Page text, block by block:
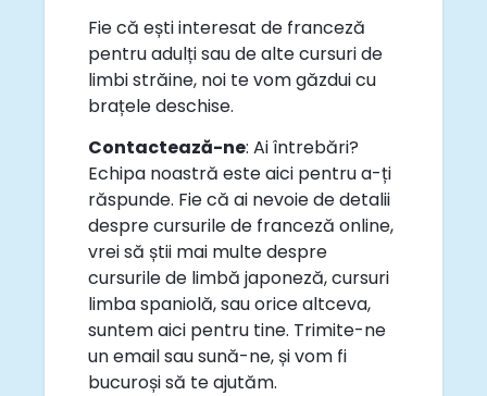
Fie că ești interesat de franceză
pentru adulți sau de alte cursuri de
limbi străine, noi te vom găzdui cu
brațele deschise.
Contactează-ne: Ai întrebări?
Echipa noastră este aici pentru a-ți
răspunde. Fie că ai nevoie de detalii
despre cursurile de franceză online,
vrei să știi mai multe despre
cursurile de limbă japoneză, cursuri
limba spaniolă, sau orice altceva,
suntem aici pentru tine. Trimite-ne
un email sau sună-ne, și vom fi
bucuroși să te ajutăm.